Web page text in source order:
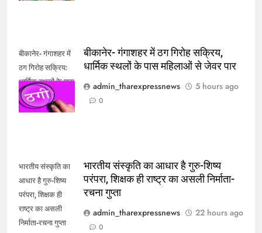
बीकानेर- गंगाशहर में
ठग गिरोह सक्रिय:
धार्मिक स्थलों के पास
महिलाओं से जेवर पार
बीकानेर- गंगाशहर में ठग गिरोह सक्रिय,
धार्मिक स्थलों के पास महिलाओं से जेवर पार
admin_tharexpressnews
5 hours ago
0
भारतीय संस्कृति का
आधार है गुरु-शिष्य
परंपरा, शिक्षक ही
राष्ट्र का असली
निर्माता-रचना गुप्ता
भारतीय संस्कृति का आधार है गुरु-शिष्य
परंपरा, शिक्षक ही राष्ट्र का असली निर्माता-
रचना गुप्ता
admin_tharexpressnews
22 hours ago
0